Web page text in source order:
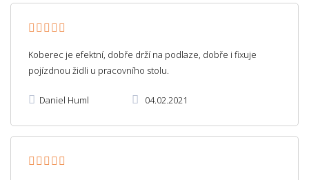
Koberec je efektní, dobře drží na podlaze, dobře i fixuje
pojízdnou židli u pracovního stolu.
Daniel Huml 04.02.2021